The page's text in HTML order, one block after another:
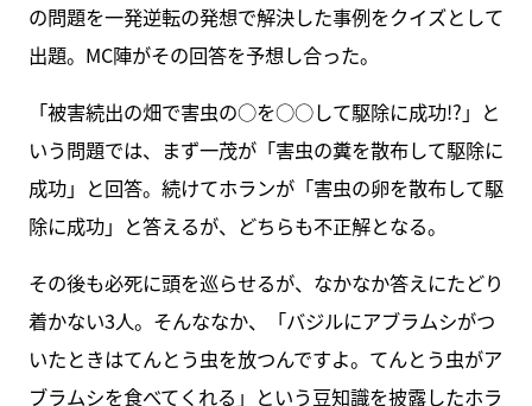
の問題を一発逆転の発想で解決した事例をクイズとして
出題。MC陣がその回答を予想し合った。
「被害続出の畑で害虫の○を○○して駆除に成功!?」と
いう問題では、まず一茂が「害虫の糞を散布して駆除に
成功」と回答。続けてホランが「害虫の卵を散布して駆
除に成功」と答えるが、どちらも不正解となる。
その後も必死に頭を巡らせるが、なかなか答えにたどり
着かない3人。そんななか、「バジルにアブラムシがつ
いたときはてんとう虫を放つんですよ。てんとう虫がア
ブラムシを食べてくれる」という豆知識を披露したホラ